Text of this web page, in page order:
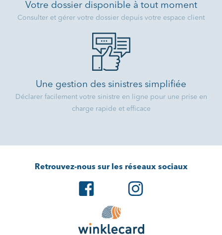
Votre dossier disponible à tout moment
Consulter et gérer votre dossier depuis votre espace client
Une gestion des sinistres simplifiée
Déclarer facilement votre sinistre en ligne pour une prise en
charge rapide et efficace
Retrouvez-nous sur les réseaux sociaux